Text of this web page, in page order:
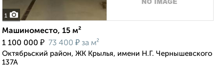
1
Машиноместо, 15 м²
1 100 000 ₽ 73 400 ₽ за м²
Октябрьский район, ЖК Крылья, имени Н.Г. Чернышевского
137А